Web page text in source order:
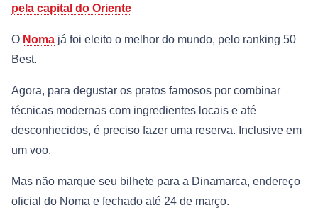
pela capital do Oriente
O Noma já foi eleito o melhor do mundo, pelo ranking 50
Best.
Agora, para degustar os pratos famosos por combinar
técnicas modernas com ingredientes locais e até
desconhecidos, é preciso fazer uma reserva. Inclusive em
um voo.
Mas não marque seu bilhete para a Dinamarca, endereço
oficial do Noma e fechado até 24 de março.